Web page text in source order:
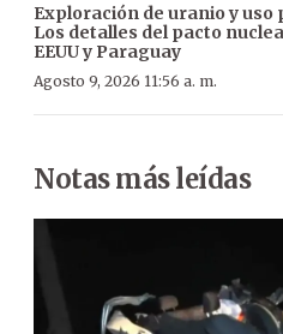
Exploración de uranio y uso
Los detalles del pacto
EEUU y Paraguay
Agosto 9, 2026 11:56 a. m.
Notas más leídas